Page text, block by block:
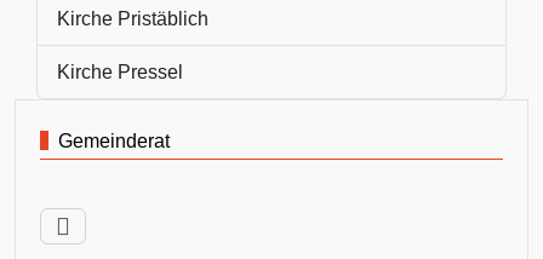
Kirche Pristäblich
Kirche Pressel
Gemeinderat